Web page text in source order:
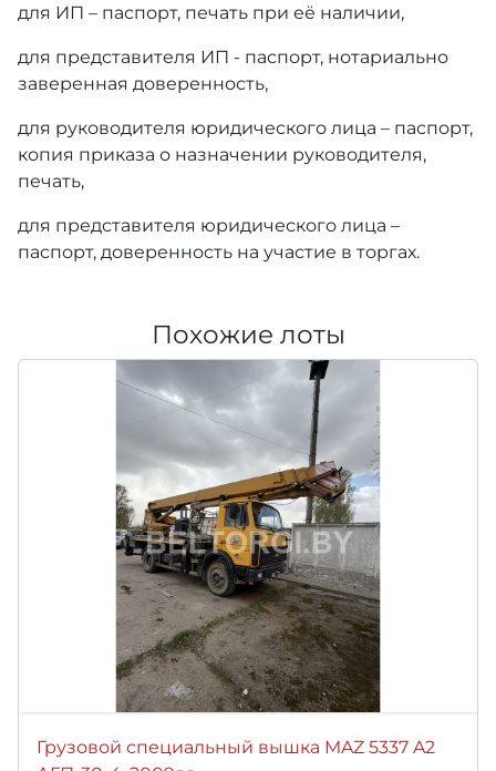
для ИП – паспорт, печать при её наличии,
для представителя ИП - паспорт, нотариально
заверенная доверенность,
для руководителя юридического лица – паспорт,
копия приказа о назначении руководителя,
печать,
для представителя юридического лица –
паспорт, доверенность на участие в торгах.
Похожие лоты
Грузовой специальный вышка MAZ 5337 A2